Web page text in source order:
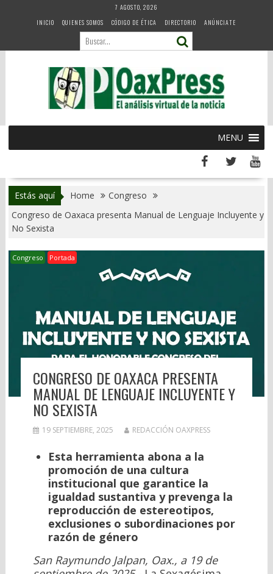
7 AGOSTO, 2026
INICIO
QUIENES SOMOS CÓDIGO DE ÉTICA DIRECTORIO ANÚNCIATE
MENU
Estás aquí Home
Congreso
Congreso de Oaxaca presenta Manual de Lenguaje Incluyente y
No Sexista
Congreso Portada
CONGRESO DE OAXACA PRESENTA
MANUAL DE LENGUAJE INCLUYENTE Y
NO SEXISTA
19 SEPTIEMBRE, 2025 REDACCIÓN OAXPRESS
Esta herramienta abona a la
promoción de una cultura
institucional que garantice la
igualdad sustantiva y prevenga la
reproducción de estereotipos,
exclusiones o subordinaciones por
razón de género
San Raymundo Jalpan, Oax., a 19 de